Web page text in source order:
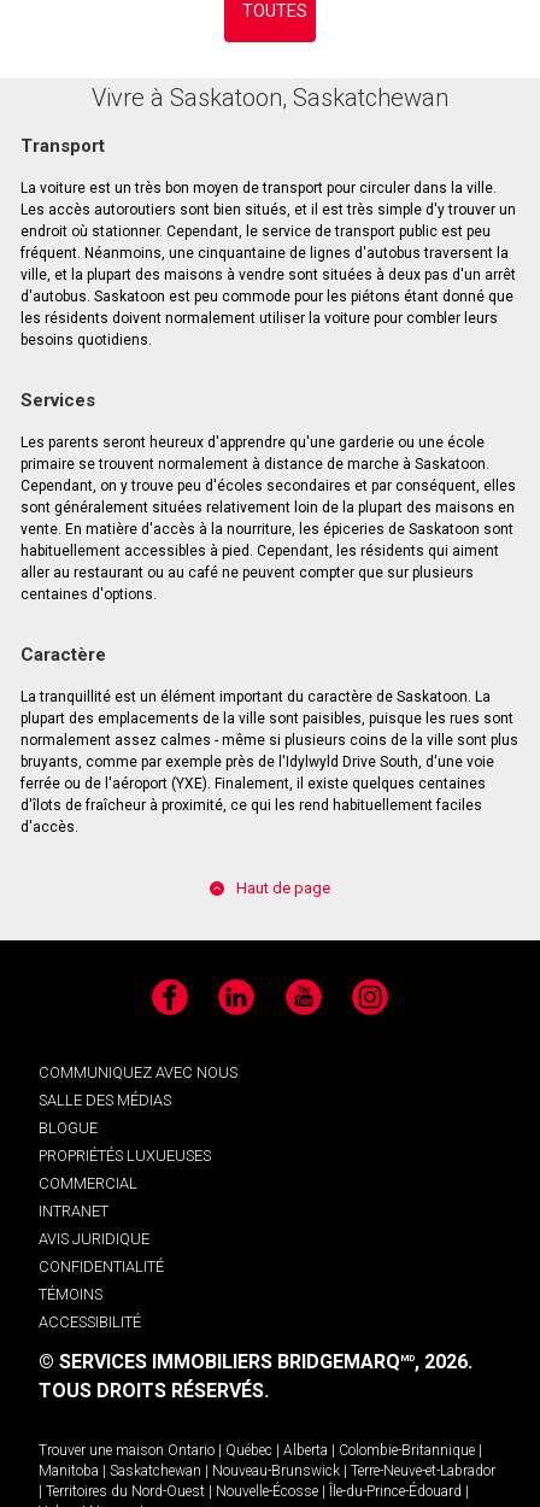
TOUTES
Vivre à Saskatoon, Saskatchewan
Transport
La voiture est un très bon moyen de transport pour circuler dans la ville.
Les accès autoroutiers sont bien situés, et il est très simple d'y trouver un
endroit où stationner. Cependant, le service de transport public est peu
fréquent. Néanmoins, une cinquantaine de lignes d'autobus traversent la
ville, et la plupart des maisons à vendre sont situées à deux pas d'un arrêt
d'autobus. Saskatoon est peu commode pour les piétons étant donné que
les résidents doivent normalement utiliser la voiture pour combler leurs
besoins quotidiens.
Services
Les parents seront heureux d'apprendre qu'une garderie ou une école
primaire se trouvent normalement à distance de marche à Saskatoon.
Cependant, on y trouve peu d'écoles secondaires et par conséquent, elles
sont généralement situées relativement loin de la plupart des maisons en
vente. En matière d'accès à la nourriture, les épiceries de Saskatoon sont
habituellement accessibles à pied. Cependant, les résidents qui aiment
aller au restaurant ou au café ne peuvent compter que sur plusieurs
centaines d'options.
Caractère
La tranquillité est un élément important du caractère de Saskatoon. La
plupart des emplacements de la ville sont paisibles, puisque les rues sont
normalement assez calmes - même si plusieurs coins de la ville sont plus
bruyants, comme par exemple près de l'Idylwyld Drive South, d'une voie
ferrée ou de l'aéroport (YXE). Finalement, il existe quelques centaines
d'îlots de fraîcheur à proximité, ce qui les rend habituellement faciles
d'accès.
Haut de page
Facebook LinkedIn YouTube Instagram
COMMUNIQUEZ AVEC NOUS
SALLE DES MÉDIAS
BLOGUE
PROPRIÉTÉS LUXUEUSES
COMMERCIAL
INTRANET
AVIS JURIDIQUE
CONFIDENTIALITÉ
TÉMOINS
ACCESSIBILITÉ
© SERVICES IMMOBILIERS BRIDGEMARQMD, 2026.
TOUS DROITS RÉSERVÉS.
Trouver une maison Ontario Québec Alberta Colombie-Britannique
Manitoba
Saskatchewan Nouveau-Brunswick
Terre-Neuve-et-Labrador
Territoires du Nord-Ouest Nouvelle-Écosse Île-du-Prince-Édouard